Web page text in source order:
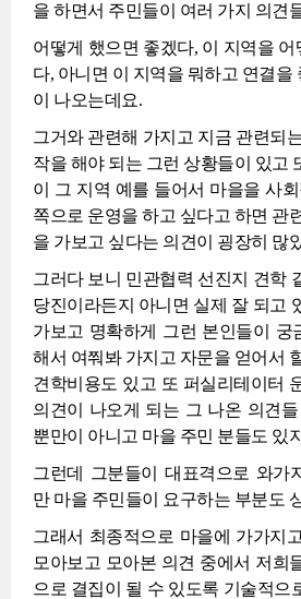
을 하면서 주민들이 여러 가지 의견
어떻게 했으면 좋겠다, 이 지역을
다, 아니면 이 지역을 뭐하고 연결을
이 나오는데요.
그거와 관련해 가지고 지금 관련되
작을 해야 되는 그런 상황들이 있고
이 그 지역 예를 들어서 마을을 사
쪽으로 운영을 하고 싶다고 하면 관
을 가보고 싶다는 의견이 굉장히 많
그러다 보니 민관협력 선진지 견학
당진이라든지 아니면 실제 잘 되고
가보고 명확하게 그런 본인들이 궁
해서 여쭤봐 가지고 자문을 얻어서
견학비용도 있고 또 퍼실리테이터
의견이 나오게 되는 그 나온 의견
뿐만이 아니고 마을 주민 분들도 있
그런데 그분들이 대표격으로 와가
만 마을 주민들이 요구하는 부분도
그래서 최종적으로 마을에 가가지
모아보고 모아본 의견 중에서 저희
으로 결집이 될 수 있도록 기술적으